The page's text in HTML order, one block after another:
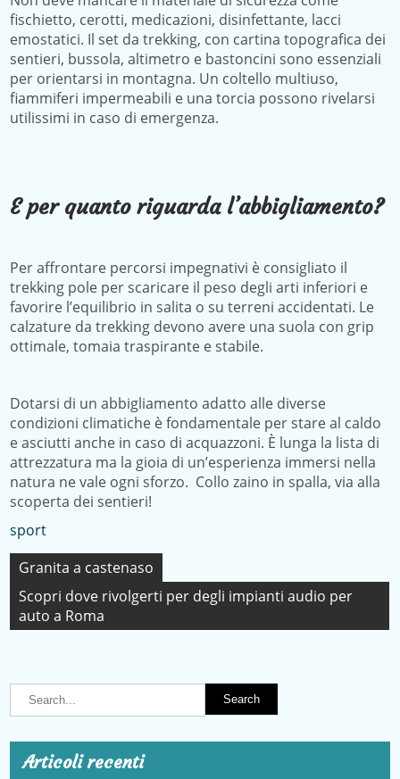
fischietto, cerotti, medicazioni, disinfettante, lacci
emostatici. Il set da trekking, con cartina topografica dei
sentieri, bussola, altimetro e bastoncini sono essenziali
per orientarsi in montagna. Un coltello multiuso,
fiammiferi impermeabili e una torcia possono rivelarsi
utilissimi in caso di emergenza.
E per quanto riguarda l’abbigliamento?
Per affrontare percorsi impegnativi è consigliato il
trekking pole per scaricare il peso degli arti inferiori e
favorire l’equilibrio in salita o su terreni accidentati. Le
calzature da trekking devono avere una suola con grip
ottimale, tomaia traspirante e stabile.
Dotarsi di un abbigliamento adatto alle diverse
condizioni climatiche è fondamentale per stare al caldo
e asciutti anche in caso di acquazzoni. È lunga la lista di
attrezzatura ma la gioia di un’esperienza immersi nella
natura ne vale ogni sforzo. Collo zaino in spalla, via alla
scoperta dei sentieri!
sport
Navigazione
articoli
Granita a castenaso
Scopri dove rivolgerti per degli impianti audio per
auto a Roma
Articoli recenti